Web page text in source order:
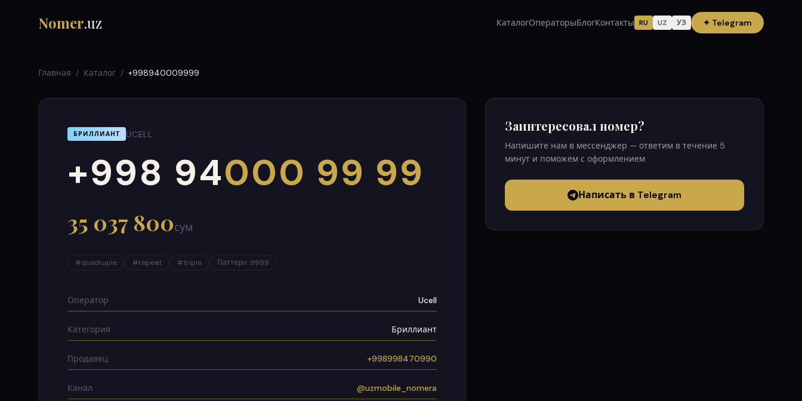
Nomer.uz КаталогОператорыБлогКонтакты RU UZ УЗ ✦ Telegram
Главная / Каталог / +998940009999
БРИЛЛИАНТ UCELL
+998 94000 99 99
000
999
35 037 800сум
#quadruple #repeat #triple Паттерн: 9999
Оператор Ucell
Категория Бриллиант
Продавец +998998470990
Канал @uzmobile_nomera
Заинтересовал номер?
Напишите нам в мессенджер — ответим в течение 5
минут и поможем с оформлением.
Написать в Telegram